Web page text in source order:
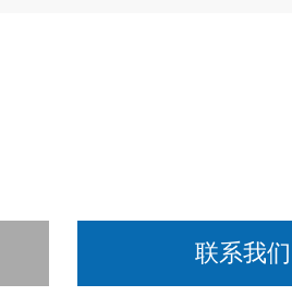
联系我们